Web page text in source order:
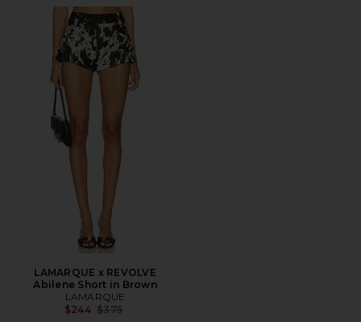
LAMARQUE x REVOLVE
Abilene Short in Brown
LAMARQUE
$244 전 가격:
$375